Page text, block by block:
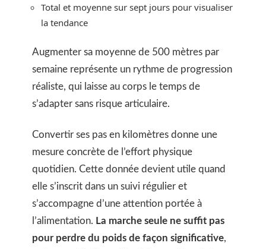
Total et moyenne sur sept jours pour visualiser
la tendance
Augmenter sa moyenne de 500 mètres par
semaine représente un rythme de progression
réaliste, qui laisse au corps le temps de
s’adapter sans risque articulaire.
Convertir ses pas en kilomètres donne une
mesure concrète de l’effort physique
quotidien. Cette donnée devient utile quand
elle s’inscrit dans un suivi régulier et
s’accompagne d’une attention portée à
l’alimentation. La marche seule ne suffit pas
pour perdre du poids de façon significative,